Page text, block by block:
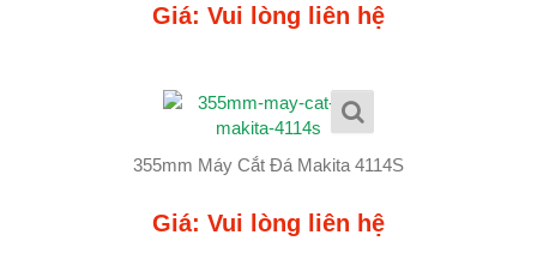
Giá: Vui lòng liên hệ
355mm Máy Cắt Đá Makita 4114S
Giá: Vui lòng liên hệ